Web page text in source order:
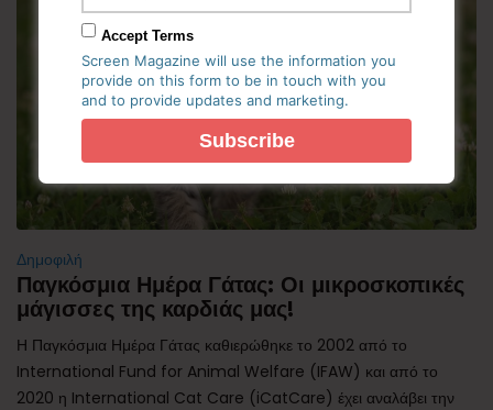
Δημοφιλή
Παγκόσμια Ημέρα Γάτας: Οι μικροσκοπικές
μάγισσες της καρδιάς μας!
Η Παγκόσμια Ημέρα Γάτας καθιερώθηκε το 2002 από το
International Fund for Animal Welfare (IFAW) και από το
2020 η International Cat Care (iCatCare) έχει αναλάβει την
Accept Terms
Screen Magazine will use the information you
provide on this form to be in touch with you
and to provide updates and marketing.